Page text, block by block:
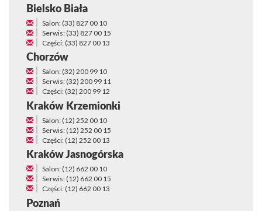
Bielsko Biała
Salon: (33) 827 00 10
Serwis: (33) 827 00 15
Części: (33) 827 00 13
Chorzów
Salon: (32) 200 99 10
Serwis: (32) 200 99 11
Części: (32) 200 99 12
Kraków Krzemionki
Salon: (12) 252 00 10
Serwis: (12) 252 00 15
Części: (12) 252 00 13
Kraków Jasnogórska
Salon: (12) 662 00 10
Serwis: (12) 662 00 15
Części: (12) 662 00 13
Poznań